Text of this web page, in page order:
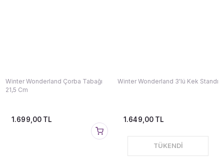
Winter Wonderland Çorba Tabağı
21,5 Cm
1.699,00 TL
Winter Wonderland 3'lü Kek Standı
1.649,00 TL
TÜKENDİ